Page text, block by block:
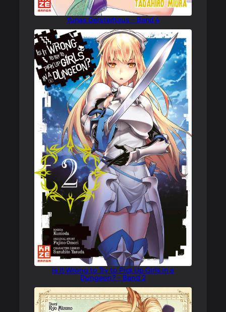
Yunas Geisterhaus – Band 4
Is It Wrong to Try to Pick Up Girls in a
Dungeon? – Band 2